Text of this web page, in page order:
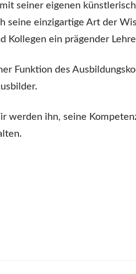
seiner eigenen
seine einzigartige Art der
Kollegen ein prägender
Funktion des
werden ihn, seine